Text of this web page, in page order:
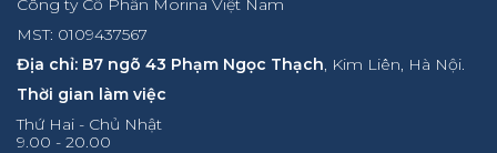
Công ty Cổ Phần Morina Việt Nam
MST: 0109437567
Địa chỉ: B7 ngõ 43 Phạm Ngọc Thạch, Kim Liên, Hà Nội.
Thời gian làm việc
Thứ Hai - Chủ Nhật
9.00 - 20.00